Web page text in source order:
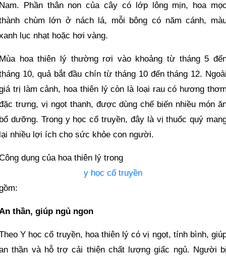
Phần thân non của cây có lớp lông mịn, hoa
chùm lớn ở nách lá, mỗi bông có năm cánh,
lục nhạt hoặc hơi vàng.
hoa thiên lý thường rơi vào khoảng từ tháng 5
10, quả bắt đầu chín từ tháng 10 đến tháng 12.
trị làm cảnh, hoa thiên lý còn là loại rau có hương
trưng, vị ngọt thanh, được dùng chế biến nhiều món
dưỡng. Trong y học cổ truyền, đây là vị thuốc quý
nhiều lợi ích cho sức khỏe con người.
dụng của hoa thiên lý trong
y học cổ truyền
thần, giúp ngủ ngon
Y học cổ truyền, hoa thiên lý có vị ngọt, tính bình,
thần và hỗ trợ cải thiện chất lượng giấc ngủ. Người